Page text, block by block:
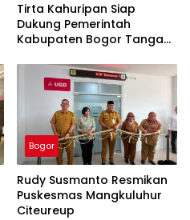
Tirta Kahuripan Siap
Dukung Pemerintah
Kabupaten Bogor Tangani
Bogor
Rudy Susmanto Resmikan
Puskesmas Mangkuluhur
Citeureup